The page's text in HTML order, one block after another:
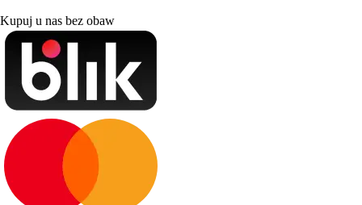
Kupuj u nas bez obaw